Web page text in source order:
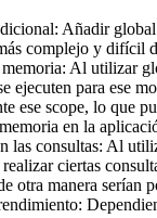
Añadir global
complejo y difícil
memoria: Al utilizar
ejecuten para ese
ese scope, lo que
en la
las consultas: Al
ciertas
otra manera serían